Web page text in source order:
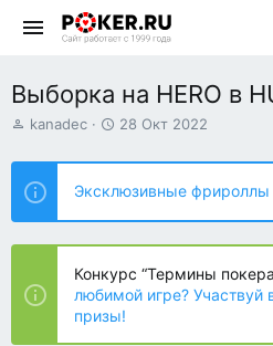
Выборка на HERO в
А
т
о
р
т
е
ы
kanadec
Д
т
н
а
ч
л
а
28 Окт 2022
Эксклюзивные фрироллы
Конкурс “Термины
любимой игре? Участвуй
призы!